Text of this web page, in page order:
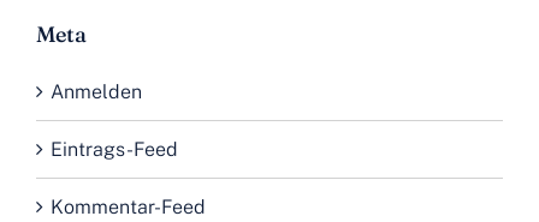
Meta
Anmelden
Eintrags-Feed
Kommentar-Feed